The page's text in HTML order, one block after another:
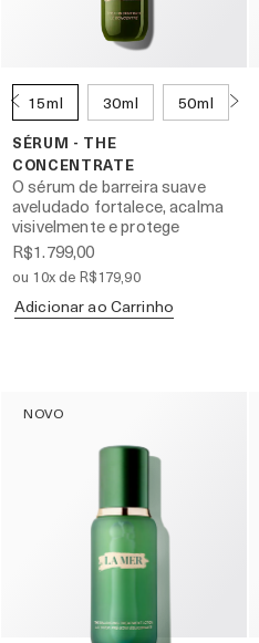
15ml 30ml 50ml
SÉRUM - THE
CONCENTRATE
O sérum de barreira suave
aveludado fortalece, acalma
visivelmente e protege
R$1.799,00
ou 10x de R$179,90
Adicionar ao Carrinho
NOVO